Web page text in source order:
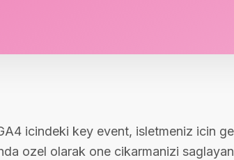
icindeki key event, isletmeniz icin
ozel olarak one cikarmanizi